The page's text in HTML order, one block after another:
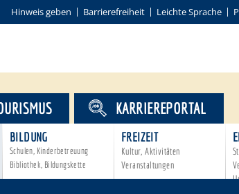
Hinweis geben Barrierefreiheit Leichte Sprache
BILDUNG
Schulen, Kinderbetreuung
Bibliothek, Bildungskette
FREIZEIT
Kultur, Aktivitäten
Veranstaltungen
KARRIEREPORTAL